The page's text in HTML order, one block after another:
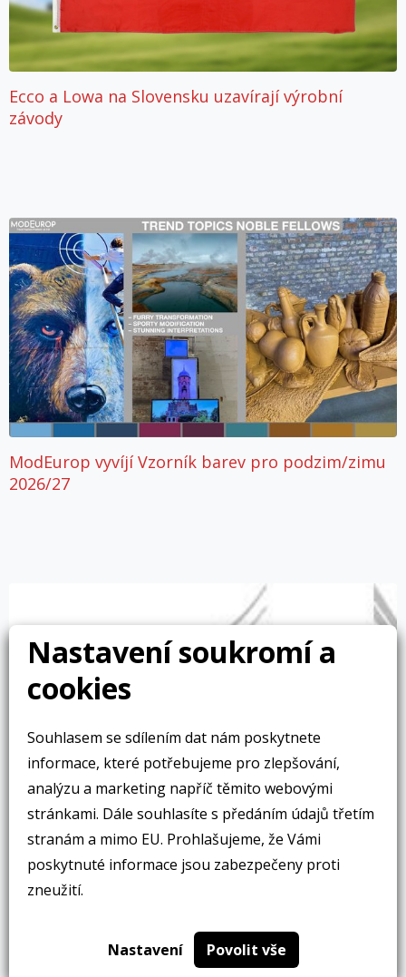
Ecco a Lowa na Slovensku uzavírají výrobní
závody
ModEurop vyvíjí Vzorník barev pro podzim/zimu
2026/27
Dopis předsedkyni Evropské komise k nařízení
Nastavení soukromí a
cookies
Souhlasem se sdílením dat nám poskytnete
informace, které potřebujeme pro zlepšování,
analýzu a marketing napříč těmito webovými
stránkami. Dále souhlasíte s předáním údajů třetím
stranám a mimo EU. Prohlašujeme, že Vámi
poskytnuté informace jsou zabezpečeny proti
zneužití.
Nastavení Povolit vše